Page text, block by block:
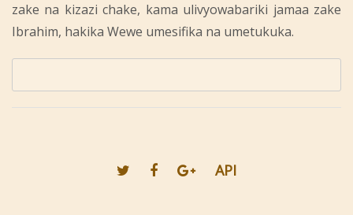
zake na kizazi chake, kama ulivyowabariki jamaa zake
Ibrahim, hakika Wewe umesifika na umetukuka.
API